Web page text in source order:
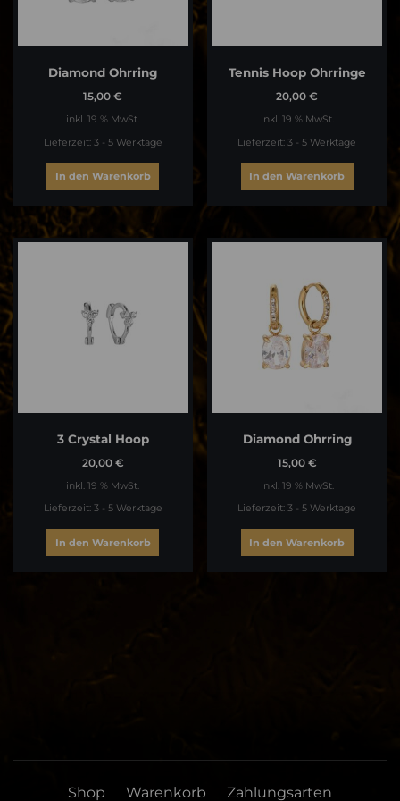
Diamond Ohrring
15,00€
inkl. 19 % MwSt.
Lieferzeit: 3 - 5 Werktage
In den Warenkorb
Tennis Hoop Ohrringe
20,00€
inkl. 19 % MwSt.
Lieferzeit:3 - 5 Werktage
In den Warenkorb
3 Crystal Hoop
20,00 €
inkl. 19 % MwSt.
Lieferzeit: 3 - 5 Werktage
In den Warenkorb
Diamond Ohrring
15,00 €
inkl. 19 % MwSt.
Lieferzeit:3 - 5 Werktage
In den Warenkorb
Shop Warenkorb Zahlungsarten